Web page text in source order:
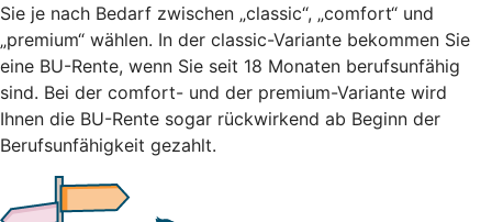
Sie je nach Bedarf zwischen „classic“, „comfort“ und
„premium“ wählen. In der classic-Variante bekommen Sie
eine BU-Rente, wenn Sie seit 18 Monaten berufsunfähig
sind. Bei der comfort- und der premium-Variante wird
Ihnen die BU-Rente sogar rückwirkend ab Beginn der
Berufsunfähigkeit gezahlt.